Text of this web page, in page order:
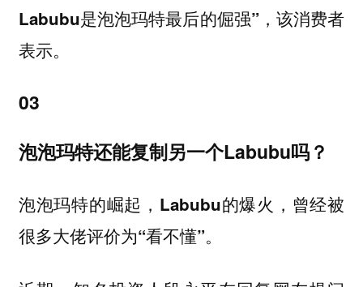
Labubu是泡泡玛特最后的倔强”，该消费者
表示。
03
泡泡玛特还能复制另一个Labubu吗？
泡泡玛特的崛起，Labubu的爆火，曾经被
很多大佬评价为“看不懂”。